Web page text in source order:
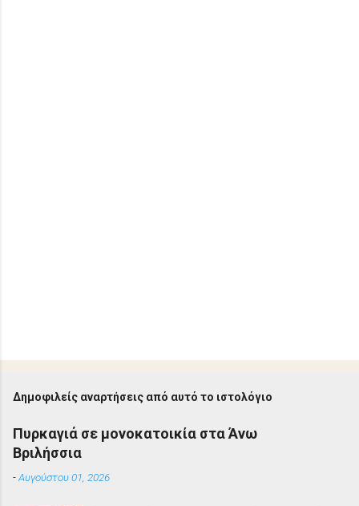
Δημοφιλείς αναρτήσεις από αυτό το ιστολόγιο
Πυρκαγιά σε μονοκατοικία στα Άνω
Βριλήσσια
-Αυγούστου 01, 2026